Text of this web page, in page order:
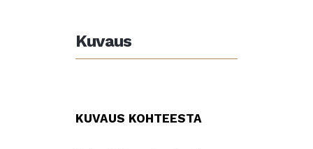
Kuvaus
KUVAUS KOHTEESTA